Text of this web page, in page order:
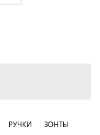
РУЧКИ ЗОНТЫ